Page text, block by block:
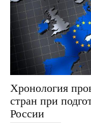
Хронология
стран при
России